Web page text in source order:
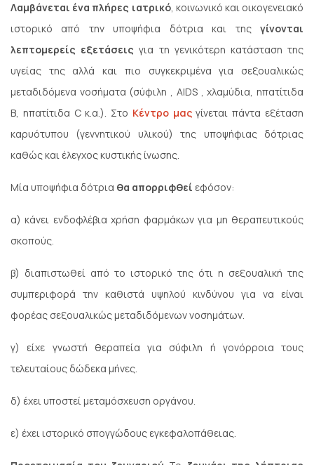
Λαμβάνεται ένα πλήρες ιατρικό, κοινωνικό και οικογενειακό
ιστορικό από την υποψήφια δότρια και της γίνονται
λεπτομερείς εξετάσεις για τη γενικότερη κατάσταση της
υγείας της αλλά και πιο συγκεκριμένα για σεξουαλικώς
μεταδιδόμενα νοσήματα (σύφιλη , AIDS , χλαμύδια, ηπατίτιδα
Β, ηπατίτιδα C κ.α.). Στο Κέντρο μαςγίνεται πάντα εξέταση
καρυότυπου (γεννητικού υλικού) της υποψήφιας δότριας
καθώς και έλεγχος κυστικής ίνωσης.
Μία υποψήφια δότρια θα απορριφθεί εφόσον:
α) κάνει ενδοφλέβια χρήση φαρμάκων για μη θεραπευτικούς
σκοπούς.
β) διαπιστωθεί από το ιστορικό της ότι η σεξουαλική της
συμπεριφορά την καθιστά υψηλού κινδύνου για να είναι
φορέας σεξουαλικώς μεταδιδόμενων νοσημάτων.
γ) είχε γνωστή θεραπεία για σύφιλη ή γονόρροια τους
τελευταίους δώδεκα μήνες.
δ) έχει υποστεί μεταμόσχευση οργάνου.
ε) έχει ιστορικό σπογγώδους εγκεφαλοπάθειας.